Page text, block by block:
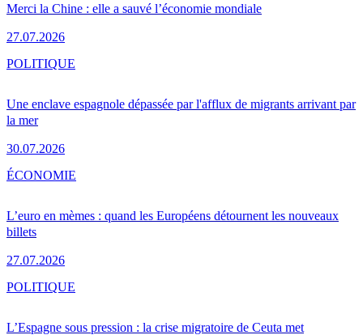
Merci la Chine : elle a sauvé l’économie mondiale
27.07.2026
Une enclave espagnole dépassée par l'afflux de migrants arrivant par
la mer
30.07.2026
POLITIQUE
L’euro en mèmes : quand les Européens détournent les nouveaux
billets
27.07.2026
ÉCONOMIE
L’Espagne sous pression : la crise migratoire de Ceuta met
POLITIQUE